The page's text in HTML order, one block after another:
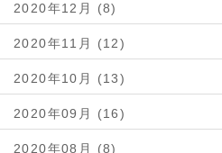
2020年12月 (8)
2020年11月 (12)
2020年10月 (13)
2020年09月 (16)
2020年08月 (8)